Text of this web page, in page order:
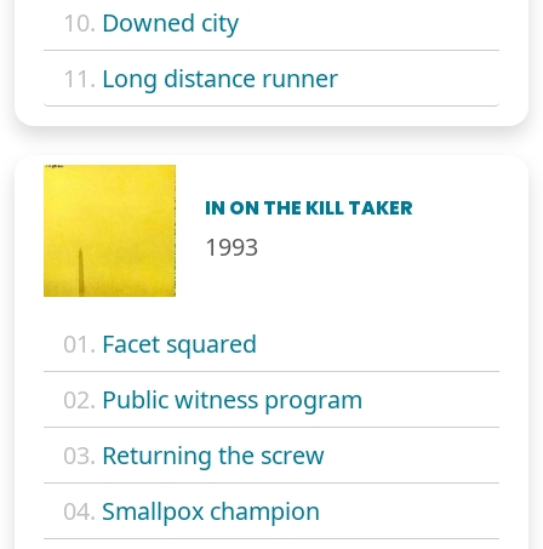
10. Downed city
11. Long distance runner
IN ON THE KILL TAKER
1993
01. Facet squared
02. Public witness program
03. Returning the screw
04. Smallpox champion